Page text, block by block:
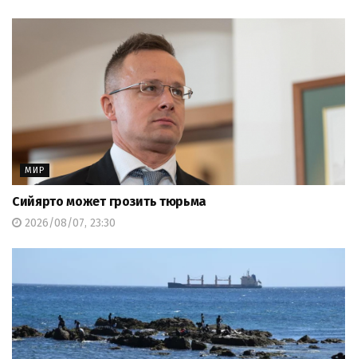
МИР
Сийярто может грозить тюрьма
2026/08/07, 23:30